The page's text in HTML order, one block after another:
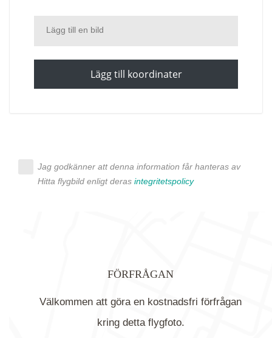
Lägg till en bild
Lägg till koordinater
Jag godkänner att denna information får hanteras av
Hitta flygbild enligt deras integritetspolicy
FÖRFRÅGAN
Välkommen att göra en kostnadsfri förfrågan
kring detta flygfoto.